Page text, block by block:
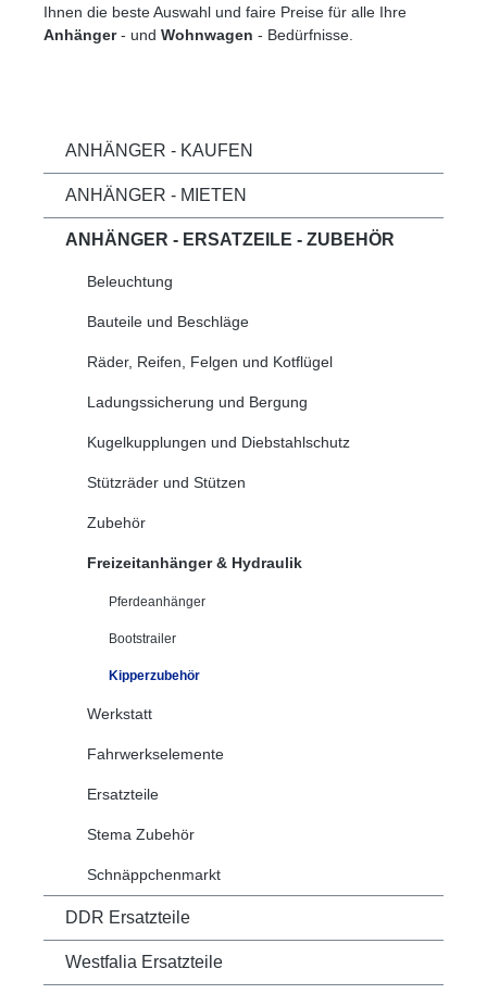
Ihnen die beste Auswahl und faire Preise für alle Ihre
Anhänger- und Wohnwagen - Bedürfnisse.
ANHÄNGER - KAUFEN
ANHÄNGER - MIETEN
ANHÄNGER - ERSATZEILE - ZUBEHÖR
Beleuchtung
Bauteile und Beschläge
Räder, Reifen, Felgen und Kotflügel
Ladungssicherung und Bergung
Kugelkupplungen und Diebstahlschutz
Stützräder und Stützen
Zubehör
Freizeitanhänger & Hydraulik
Pferdeanhänger
Bootstrailer
Kipperzubehör
Werkstatt
Fahrwerkselemente
Ersatzteile
Stema Zubehör
Schnäppchenmarkt
DDR Ersatzteile
Westfalia Ersatzteile